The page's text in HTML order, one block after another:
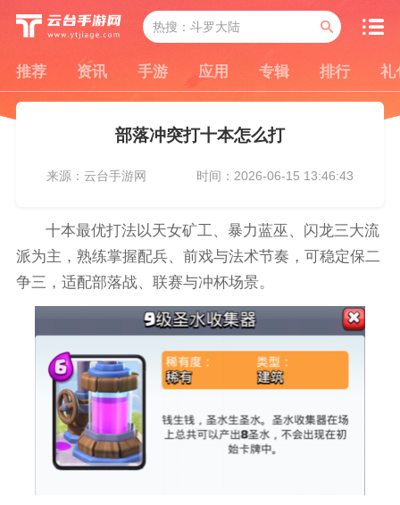
推荐 资讯 手游 应用 专辑 排行 礼
部落冲突打十本怎么打
来源：云台手游网 时间：2026-06-15 13:46:43
十本最优打法以天女矿工、暴力蓝巫、闪龙三大流
派为主，熟练掌握配兵、前戏与法术节奏，可稳定保二
争三，适配部落战、联赛与冲杯场景。